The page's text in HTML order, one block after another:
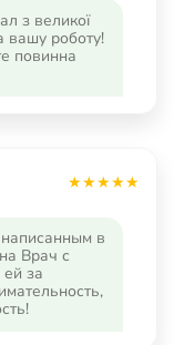
з великої
вашу роботу!
повинна
в
Врач с
за